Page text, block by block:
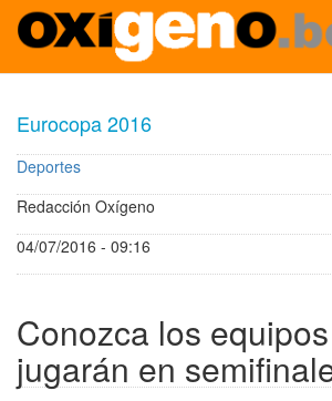
contenido
principal
Eurocopa 2016
Deportes
Redacción Oxígeno
04/07/2016 - 09:16
Conozca los
jugarán en